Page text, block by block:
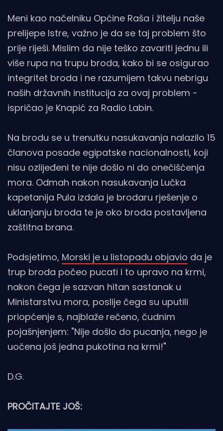
Meni kao načelniku Općine Raša i žitelju naše
prelijepe Istre, važno je da se taj problem što
prije riješi. Mislim da nije teško zavariti jednu ili
više rupa na trupu broda, kako bi se osigurao
integritet broda i ne razumijem takvu nebrigu
naših državnih institucija za ovaj problem -
ispričao je Knapić za Radio Labin.
Na brodu se u trenutku nasukavanja nalazilo 15
članova posade egipatske nacionalnosti, koji
nisu ozlijeđeni te nije došlo ni do onečišćenja
mora. Odmah nakon nasukavanja Lučka
kapetanija Pula izdala je brodaru rješenje o
uklanjanju broda te je oko broda postavljena
zaštitna brana.
Podsjetimo, Morski je u listopadu objavio da je
trup broda počeo pucati i to upravo na krmi,
nakon čega je sazvan hitan sastanak u
Ministarstvu mora, poslije čega su uputili
priopćenje s, najblaže rečeno, čudnim
pojašnjenjem: "Nije došlo do pucanja, nego je
uočena još jedna pukotina na krmi!"
D.G.
PROČITAJTE JOŠ: